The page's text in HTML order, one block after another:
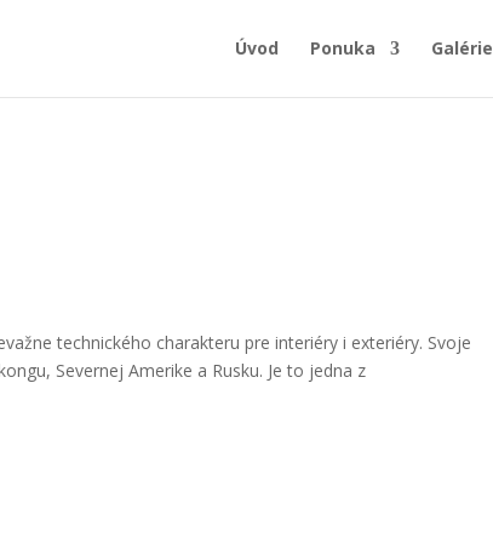
Úvod Ponuka Galérie
technického charakteru pre interiéry i exteriéry. Svoje
Severnej Amerike a Rusku. Je to jedna z